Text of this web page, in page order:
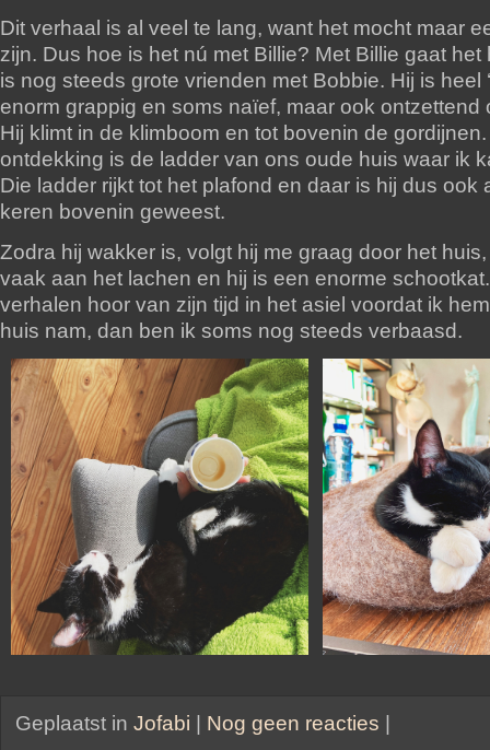
Dit verhaal is al veel te lang, want het mocht maar
zijn. Dus hoe is het nú met Billie? Met Billie gaat het
is nog steeds grote vrienden met Bobbie. Hij is heel
enorm grappig en soms naïef, maar ook ontzettend
Hij klimt in de klimboom en tot bovenin de
ontdekking is de ladder van ons oude huis waar ik
Die ladder rijkt tot het plafond en daar is hij dus ook
keren bovenin geweest.
Zodra hij wakker is, volgt hij me graag door het
vaak aan het lachen en hij is een enorme
verhalen hoor van zijn tijd in het asiel voordat ik
huis nam, dan ben ik soms nog steeds verbaasd.
Geplaatst in Jofabi Nog geen reacties